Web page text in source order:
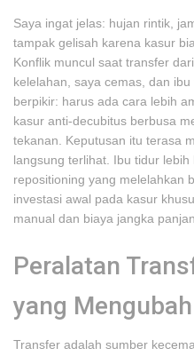
Saya ingat jelas: hujan rintik,
tampak gelisah karena kasur
Konflik muncul saat transfer
kelelahan, saya cemas, dan
berpikir: harus ada cara lebih
kasur anti-decubitus berbusa
tekanan. Keputusan itu terasa
langsung terlihat. Ibu tidur
repositioning yang melelahkan
investasi awal pada kasur
manual dan biaya jangka
Peralatan
yang
Transfer adalah sumber